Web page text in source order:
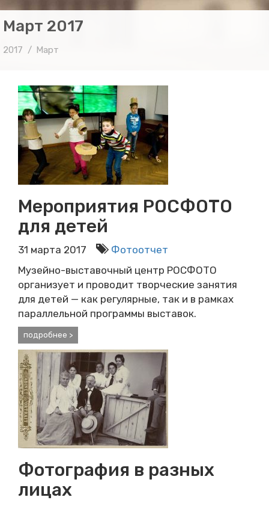
Март 2017
2017 Март
Мероприятия РОСФОТО
для детей
31 марта 2017
Фотоотчет
Музейно-выставочный центр РОСФОТО
организует и проводит творческие занятия
для детей — как регулярные, так и в рамках
параллельной программы выставок.
подробнее >
Фотография в разных
лицах